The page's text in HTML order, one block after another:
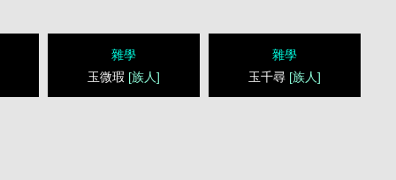
雜學
玉微瑕 [族人]
雜學
玉千尋 [族人]